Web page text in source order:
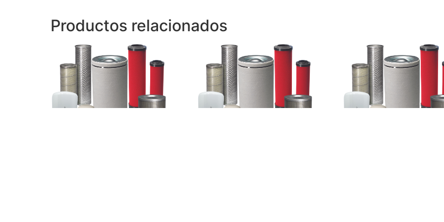
Productos relacionados